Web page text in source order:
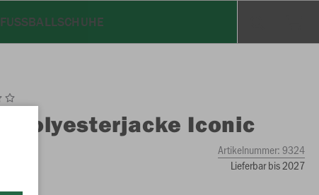
FUSSBALLSCHUHE
Polyesterjacke Iconic
Artikelnummer:9324
Lieferbar bis 2027